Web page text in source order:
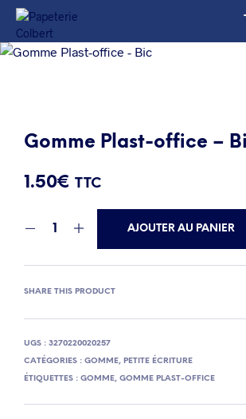
Gomme Plast-office –
1.50€ TTC
AJOUTER AU PANIER
SHARE THIS PRODUCT
UGS : 3270220020257
CATÉGORIES : GOMME, PETITE ÉCRITURE
ÉTIQUETTES : GOMME, GOMME PLAST-OFFICE